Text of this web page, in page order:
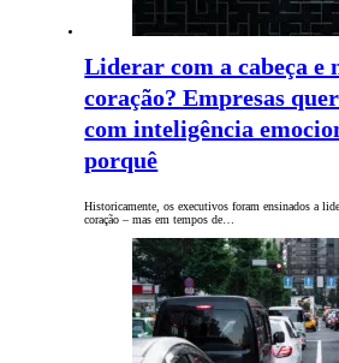
Liderar com a cabeça e
coração? Empresas
com inteligência
porquê
Historicamente, os executivos foram ensinados a
coração – mas em tempos de…